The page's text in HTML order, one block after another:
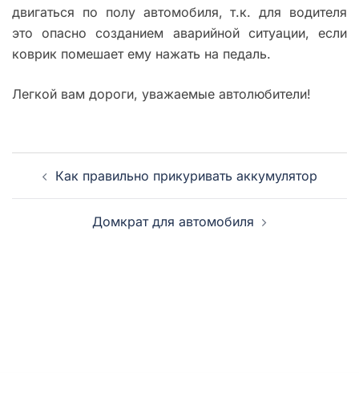
двигаться по полу автомобиля, т.к. для водителя
это опасно созданием аварийной ситуации, если
коврик помешает ему нажать на педаль.
Легкой вам дороги, уважаемые автолюбители!
Навигация
записи
Как правильно прикуривать аккумулятор
Домкрат для автомобиля